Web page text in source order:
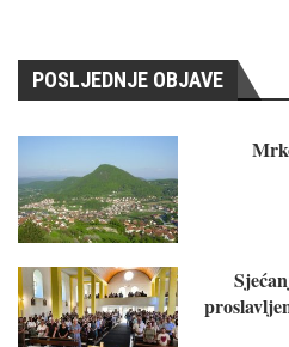
POSLJEDNJE OBJAVE